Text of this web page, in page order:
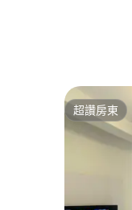
超讚房東
超讚房東